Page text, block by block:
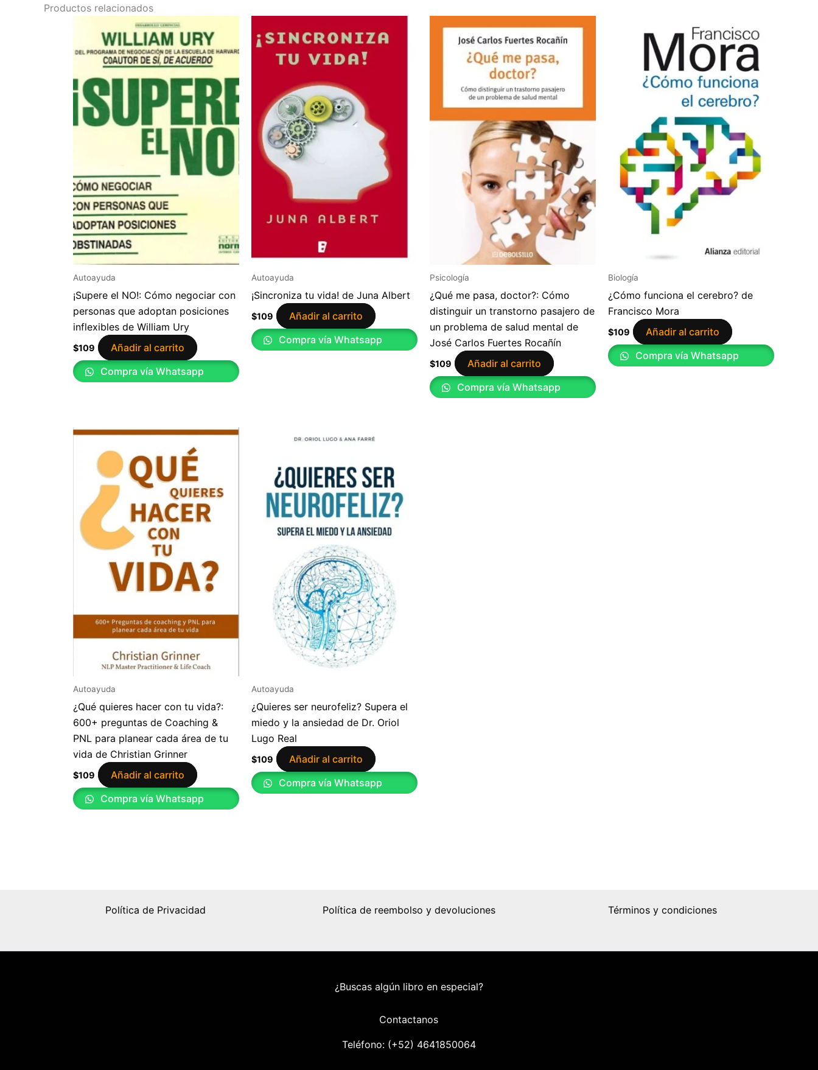
Productos relacionados
Autoayuda
¡Supere el NO!: Cómo negociar con
personas que adoptan posiciones
inflexibles de William Ury
$109
Añadir al carrito
Compra vía Whatsapp
Autoayuda
¡Sincroniza tu vida! de Juna Albert
$109
Añadir al carrito
Compra vía Whatsapp
Psicología
¿Qué me pasa, doctor?: Cómo
distinguir un transtorno pasajero de
un problema de salud mental de
José Carlos Fuertes Rocañín
$109
Añadir al carrito
Compra vía Whatsapp
Biología
¿Cómo funciona el cerebro? de
Francisco Mora
$109
Añadir al carrito
Compra vía Whatsapp
Autoayuda
¿Qué quieres hacer con tu vida?:
600+ preguntas de Coaching &
PNL para planear cada área de tu
vida de Christian Grinner
$109
Añadir al carrito
Compra vía Whatsapp
Autoayuda
¿Quieres ser neurofeliz? Supera el
miedo y la ansiedad de Dr. Oriol
Lugo Real
$109
Añadir al carrito
Compra vía Whatsapp
Política de Privacidad Política de reembolso y devoluciones Términos y condiciones
¿Buscas algún libro en especial?
Contactanos
Teléfono: (+52) 4641850064